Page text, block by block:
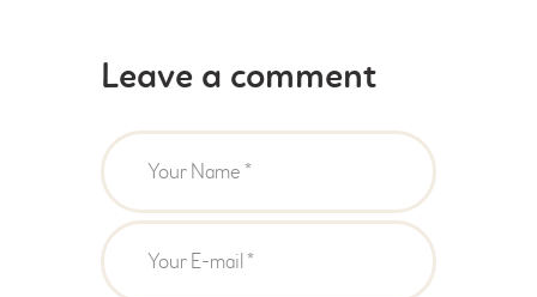
Leave a comment